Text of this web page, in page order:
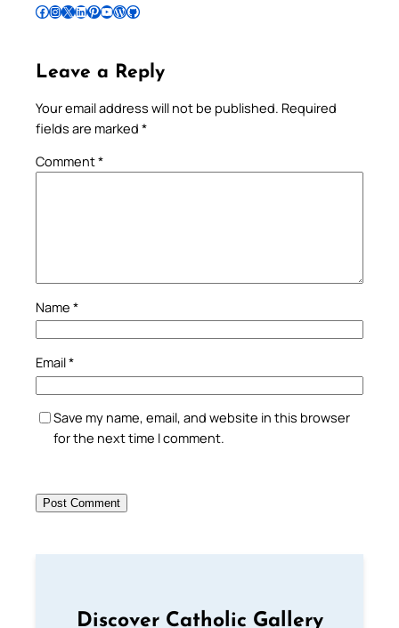
Follow Pradeep on Facebook Follow Pradeep on InstagramFollow Pradeep on X Follow Pradeep on LinkedIn Follow Pradeep on Pinterest Subscribe to Pradeep’s Youtube Channel Follow Pradeep on WordPress Follow Pradeep on GitHub
Leave a Reply
Your email address will not be published. Required
fields are marked *
Comment*
Name *
Email*
Save my name, email, and website in this browser
for the next time I comment.
Discover Catholic Gallery